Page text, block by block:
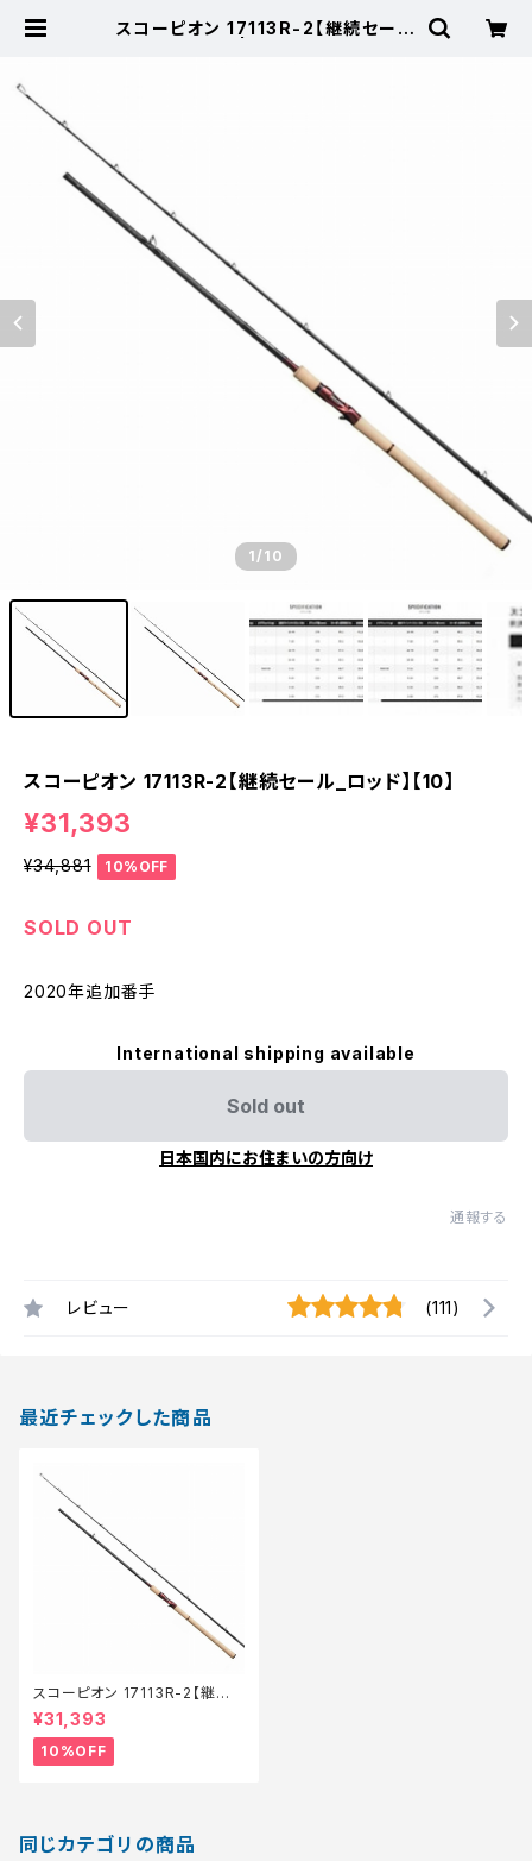
スコーピオン 17113R-2【継続セール
1/10
スコーピオン 17113R-2【継続セール_ロッド】【10】
¥31,393
¥34,881 10%OFF
SOLD OUT
2020年追加番手
International shipping available
Sold out
日本国内にお住まいの方向け
通報する
レビュー (111)
最近チェックした商品
スコーピオン 17113R-2【継続
セール_ロッド】【10】
¥31,393
10%OFF
同じカテゴリの商品